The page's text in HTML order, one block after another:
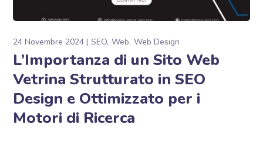
24 Novembre 2024 SEO Web Web Design
L’Importanza di un Sito Web
Vetrina Strutturato in SEO
Design e Ottimizzato per i
Motori di Ricerca